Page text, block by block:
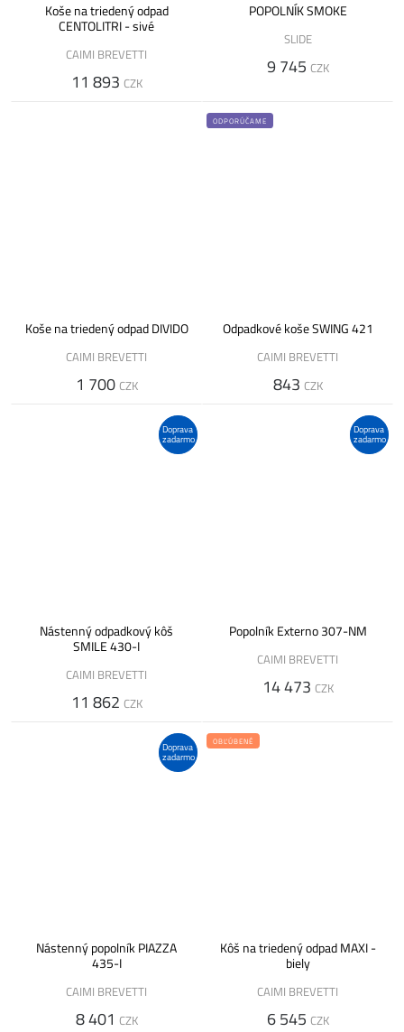
Koše na triedený odpad
CENTOLITRI - sivé
CAIMI BREVETTI
11 893 CZK
POPOLNÍK SMOKE
SLIDE
9 745 CZK
Koše na triedený odpad DIVIDO
CAIMI BREVETTI
1 700 CZK
ODPORÚČAME
Odpadkové koše SWING 421
CAIMI BREVETTI
843 CZK
Doprava
zadarmo
Nástenný odpadkový kôš
SMILE 430-I
CAIMI BREVETTI
11 862 CZK
Doprava
zadarmo
Popolník Externo 307-NM
CAIMI BREVETTI
14 473 CZK
Doprava
zadarmo
Nástenný popolník PIAZZA
435-I
CAIMI BREVETTI
8 401 CZK
OBĽÚBENÉ
Kôš na triedený odpad MAXI -
biely
CAIMI BREVETTI
6 545 CZK